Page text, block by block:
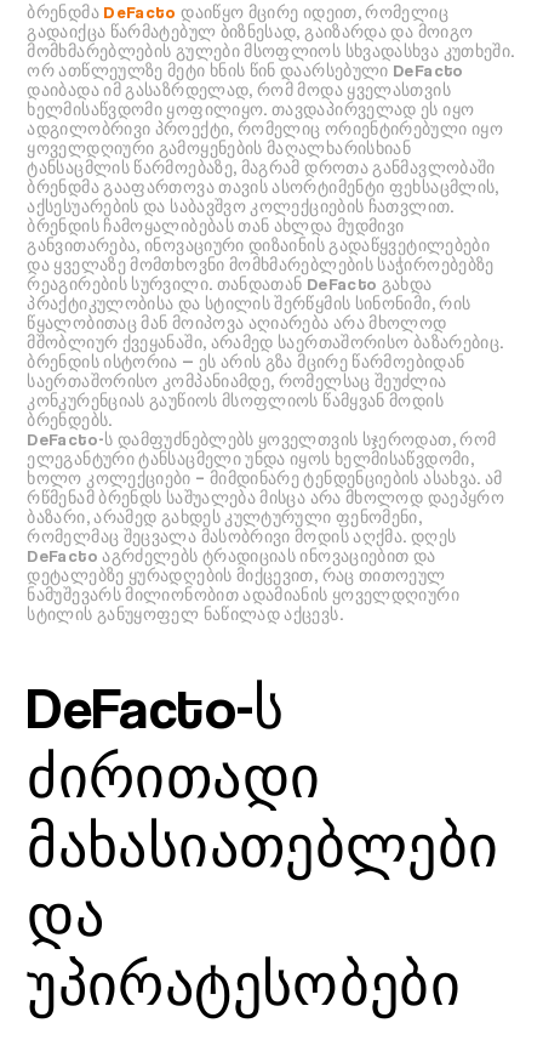
ბრენდმა DeFacto დაიწყო მცირე იდეით, რომელიც
გადაიქცა წარმატებულ ბიზნესად, გაიზარდა და მოიგო
მომხმარებლების გულები მსოფლიოს სხვადასხვა კუთხეში.
ორ ათწლეულზე მეტი ხნის წინ დაარსებული DeFacto
დაიბადა იმ გასაზრდელად, რომ მოდა ყველასთვის
ხელმისაწვდომი ყოფილიყო. თავდაპირველად ეს იყო
ადგილობრივი პროექტი, რომელიც ორიენტირებული იყო
ყოველდღიური გამოყენების მაღალხარისხიან
ტანსაცმლის წარმოებაზე, მაგრამ დროთა განმავლობაში
ბრენდმა გააფართოვა თავის ასორტიმენტი ფეხსაცმლის,
აქსესუარების და საბავშვო კოლექციების ჩათვლით.
ბრენდის ჩამოყალიბებას თან ახლდა მუდმივი
განვითარება, ინოვაციური დიზაინის გადაწყვეტილებები
და ყველაზე მომთხოვნი მომხმარებლების საჭიროებებზე
რეაგირების სურვილი. თანდათან DeFacto გახდა
პრაქტიკულობისა და სტილის შერწყმის სინონიმი, რის
წყალობითაც მან მოიპოვა აღიარება არა მხოლოდ
მშობლიურ ქვეყანაში, არამედ საერთაშორისო ბაზარებიც.
ბრენდის ისტორია — ეს არის გზა მცირე წარმოებიდან
საერთაშორისო კომპანიამდე, რომელსაც შეუძლია
კონკურენციას გაუწიოს მსოფლიოს წამყვან მოდის
ბრენდებს.
DeFacto-ს დამფუძნებლებს ყოველთვის სჯეროდათ, რომ
ელეგანტური ტანსაცმელი უნდა იყოს ხელმისაწვდომი,
ხოლო კოლექციები – მიმდინარე ტენდენციების ასახვა. ამ
რწმენამ ბრენდს საშუალება მისცა არა მხოლოდ დაეპყრო
ბაზარი, არამედ გახდეს კულტურული ფენომენი,
რომელმაც შეცვალა მასობრივი მოდის აღქმა. დღეს
DeFacto აგრძელებს ტრადიციას ინოვაციებით და
დეტალებზე ყურადღების მიქცევით, რაც თითოეულ
ნამუშევარს მილიონობით ადამიანის ყოველდღიური
სტილის განუყოფელ ნაწილად აქცევს.
DeFacto-ს
ძირითადი
მახასიათებლები
და
უპირატესობები